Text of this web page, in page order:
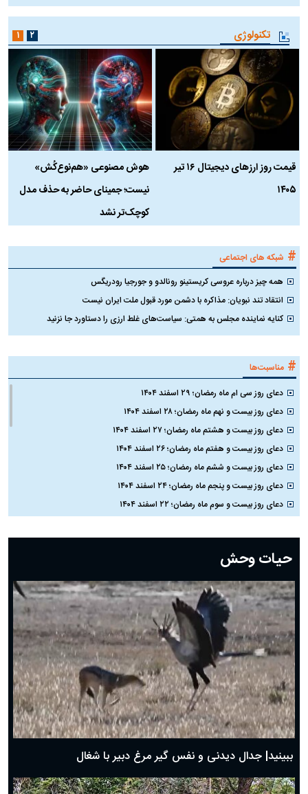
تکنولوژی
قیمت روز ارز‌های دیجیتال ۱۶ تیر
۱۴۰۵
هوش مصنوعی «هم‌نوع‌کُش»
نیست؛ جمینای حاضر به حذف مدل
کوچک‌تر نشد
۱ ۲
# شبکه های اجتماعی
همه چیز درباره عروسی کریستینو رونالدو و جورجیا رودریگس
انتقاد تند نبویان: مذاکره با دشمن مورد قبول ملت ایران نیست
کنایه نماینده مجلس به همتی: سیاست‌های غلط ارزی را دستاورد جا نزنید
# مناسبت‌ها
دعای روز سی ام ماه رمضان؛ ۲۹ اسفند ۱۴۰۴
دعای روز بیست و نهم ماه رمضان؛ ۲۸ اسفند ۱۴۰۴
دعای روز بیست و هشتم ماه رمضان؛ ۲۷ اسفند ۱۴۰۴
دعای روز بیست و هفتم ماه رمضان؛ ۲۶ اسفند ۱۴۰۴
دعای روز بیست و ششم ماه رمضان؛ ۲۵ اسفند ۱۴۰۴
دعای روز بیست و پنجم ماه رمضان؛ ۲۴ اسفند ۱۴۰۴
دعای روز بیست و سوم ماه رمضان؛ ۲۲ اسفند ۱۴۰۴
دعای روز بیستم ماه رمضان؛ ۱۹ اسفند ۱۴۰۴
دعای روز هشتم ماه مبارک رمضان؛ ۷ اسفند ماه ۱۴۰۴
دعای روز هفتم ماه رمضان؛ ۶ اسفند ۱۴۰۴
دعای روز ششم ماه رمضان؛ ۵ اسفند ۱۴۰۴
دعای روز پنجم ماه رمضان؛ ۴ اسفند ۱۴۰۴
دعای روز چهارم ماه مبارک رمضان؛ ۳ اسفند ۱۴۰۴
دعای روز سوم ماه مبارک رمضان؛ ۱۴ اسفند ۱۴۰۴
دعای روز دوم ماه مبارک رمضان ۱ اسفند ماه ۱۴۰۴
دعای روز اول ماه مبارک رمضان، ۳۰ بهمن ۱۴۰۴
حضرت زینب(س) چگونه از دنیا رفت؟
بهترین پیامک تبریک روز پدر ۱۴۰۴؛ جملات زیبا و صمیمانه
حیات وحش
ببینید| جدال دیدنی و نفس گیر مرغ دبیر با شغال